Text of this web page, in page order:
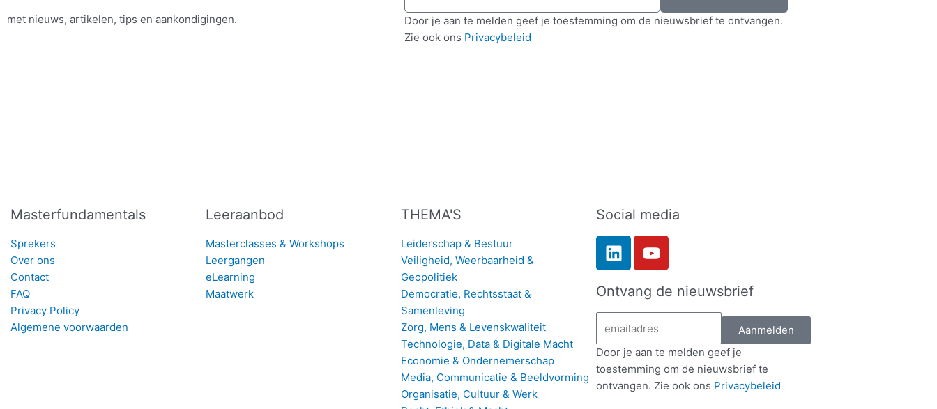
met nieuws, artikelen, tips en aankondigingen.
Door je aan te melden geef je toestemming om de nieuwsbrief te ontvangen.
Zie ook ons Privacybeleid
Masterfundamentals
Sprekers
Over ons
Contact
FAQ
Privacy Policy
Algemene voorwaarden
Leeraanbod
Masterclasses & Workshops
Leergangen
eLearning
Maatwerk
THEMA'S
Leiderschap & Bestuur
Veiligheid, Weerbaarheid &
Geopolitiek
Democratie, Rechtsstaat &
Samenleving
Zorg, Mens & Levenskwaliteit
Technologie, Data & Digitale Macht
Economie & Ondernemerschap
Media, Communicatie & Beeldvorming
Organisatie, Cultuur & Werk
Social media
L
i
k
e
d
i
n
Y
o
t
u
b
e
Ontvang de nieuwsbrief
Aanmelden
Door je aan te melden geef je
toestemming om de nieuwsbrief te
ontvangen. Zie ook ons Privacybeleid